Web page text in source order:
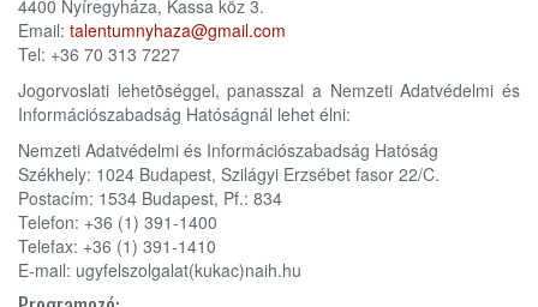
4400 Nyíregyháza, Kassa köz 3.
Email: talentumnyhaza@gmail.com
Tel: +36 70 313 7227
Jogorvoslati lehetõséggel, panasszal a Nemzeti Adatvédelmi és
Információszabadság Hatóságnál lehet élni:
Nemzeti Adatvédelmi és Információszabadság Hatóság
Székhely: 1024 Budapest, Szilágyi Erzsébet fasor 22/C.
Postacím: 1534 Budapest, Pf.: 834
Telefon: +36 (1) 391-1400
Telefax: +36 (1) 391-1410
E-mail: ugyfelszolgalat(kukac)naih.hu